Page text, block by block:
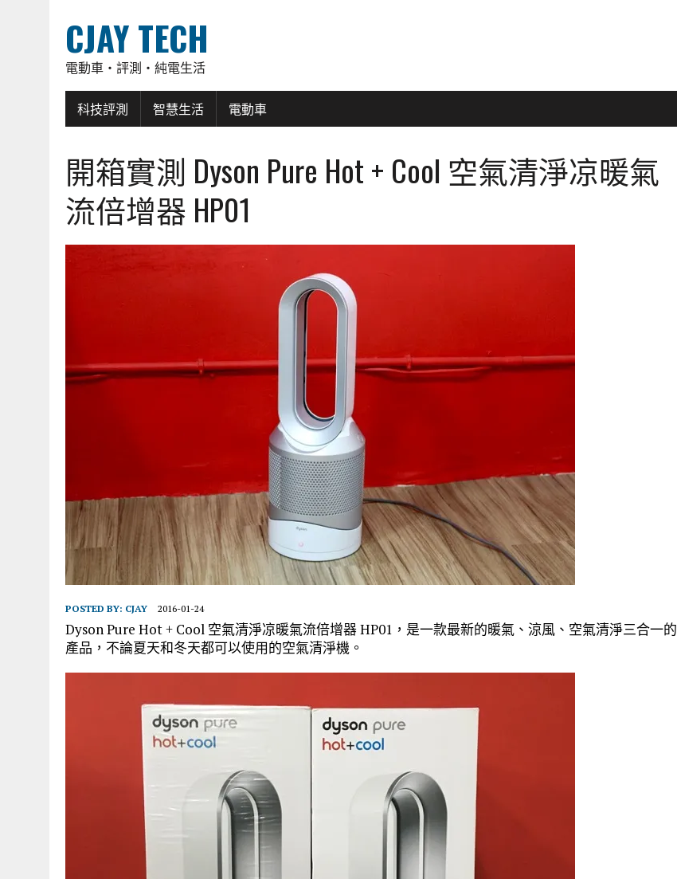
CJAY TECH
電動車・評測・純電生活
科技評測 智慧生活 電動車
開箱實測 Dyson Pure Hot + Cool 空氣清淨凉暖氣
流倍增器 HP01
POSTED BY: CJAY 2016-01-24
Dyson Pure Hot + Cool 空氣清淨凉暖氣流倍增器 HP01，是一款最新的暖氣、涼風、空氣清淨三合一的
產品，不論夏天和冬天都可以使用的空氣清淨機。